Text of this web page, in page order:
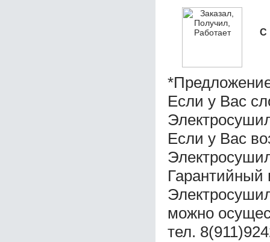
С
Если у Вас
Если у Вас
Гарантийный
можно
тел.